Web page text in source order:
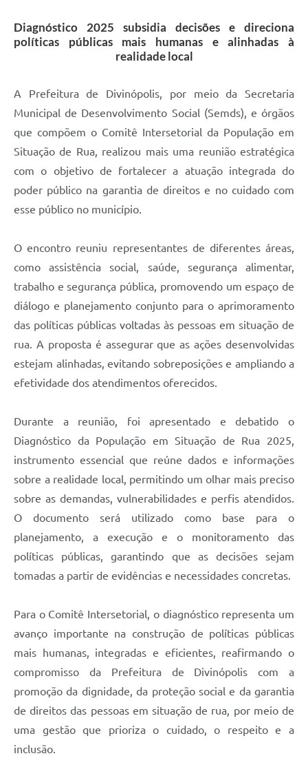
Diagnóstico 2025 subsidia decisões e direciona
políticas públicas mais humanas e alinhadas à
realidade local
A Prefeitura de Divinópolis, por meio da Secretaria
Municipal de Desenvolvimento Social (Semds), e órgãos
que compõem o Comitê Intersetorial da População em
Situação de Rua, realizou mais uma reunião estratégica
com o objetivo de fortalecer a atuação integrada do
poder público na garantia de direitos e no cuidado com
esse público no município.
O encontro reuniu representantes de diferentes áreas,
como assistência social, saúde, segurança alimentar,
trabalho e segurança pública, promovendo um espaço de
diálogo e planejamento conjunto para o aprimoramento
das políticas públicas voltadas às pessoas em situação de
rua. A proposta é assegurar que as ações desenvolvidas
estejam alinhadas, evitando sobreposições e ampliando a
efetividade dos atendimentos oferecidos.
Durante a reunião, foi apresentado e debatido o
Diagnóstico da População em Situação de Rua 2025,
instrumento essencial que reúne dados e informações
sobre a realidade local, permitindo um olhar mais preciso
sobre as demandas, vulnerabilidades e perfis atendidos.
O documento será utilizado como base para o
planejamento, a execução e o monitoramento das
políticas públicas, garantindo que as decisões sejam
tomadas a partir de evidências e necessidades concretas.
Para o Comitê Intersetorial, o diagnóstico representa um
avanço importante na construção de políticas públicas
mais humanas, integradas e eficientes, reafirmando o
compromisso da Prefeitura de Divinópolis com a
promoção da dignidade, da proteção social e da garantia
de direitos das pessoas em situação de rua, por meio de
uma gestão que prioriza o cuidado, o respeito e a
inclusão.